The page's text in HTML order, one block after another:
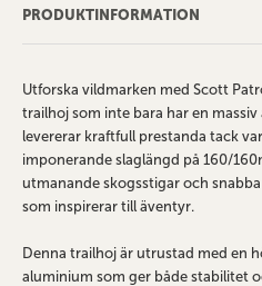
PRODUKTINFORMATION
Utforska vildmarken med Scott
trailhoj som inte bara har en
levererar kraftfull prestanda tack
imponerande slaglängd på 160/
utmanande skogsstigar och
som inspirerar till äventyr.
Denna trailhoj är utrustad med en
aluminium som ger både stabilitet